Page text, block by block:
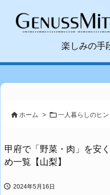
楽しみの手
 ホーム > 一人暮らしのヒン
甲府で「野菜・肉」を安
め一覧【山梨】
 2024年5月16日